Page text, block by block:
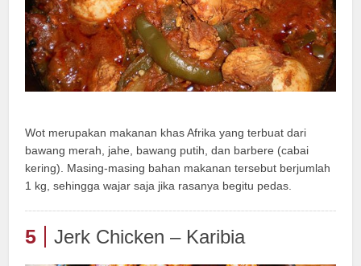
Wot merupakan makanan khas Afrika yang terbuat dari
bawang merah, jahe, bawang putih, dan barbere (cabai
kering). Masing-masing bahan makanan tersebut berjumlah
1 kg, sehingga wajar saja jika rasanya begitu pedas.
5 Jerk Chicken – Karibia